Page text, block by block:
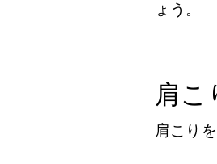
ょう。
肩こ
肩こり